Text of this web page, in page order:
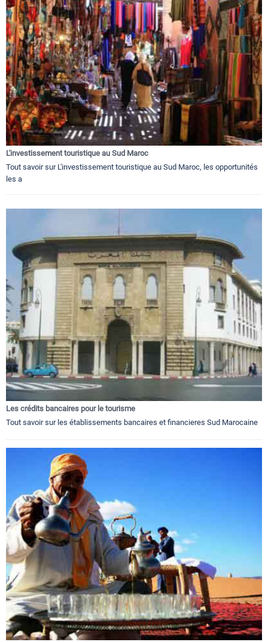
L'investissement touristique au Sud Maroc
Tout savoir sur L'investissement touristique au Sud Maroc, les opportunités
les a
Les crédits bancaires pour le tourisme
Tout savoir sur les établissements bancaires et financieres Sud Marocaine